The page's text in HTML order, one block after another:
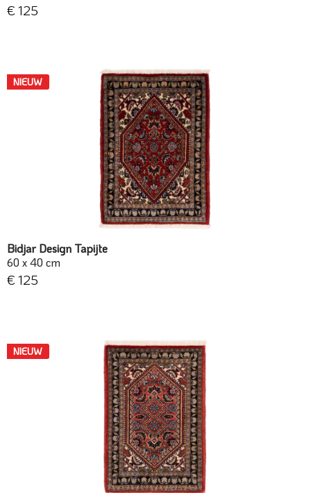
€ 125
NIEUW
Bidjar Design Tapijte
60 x 40 cm
€ 125
NIEUW